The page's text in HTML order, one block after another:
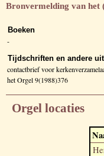
Bronvermelding van het
Boeken
-
Tijdschriften en andere
contactbrief voor
het Orgel 9(1988)376
Orgel locaties